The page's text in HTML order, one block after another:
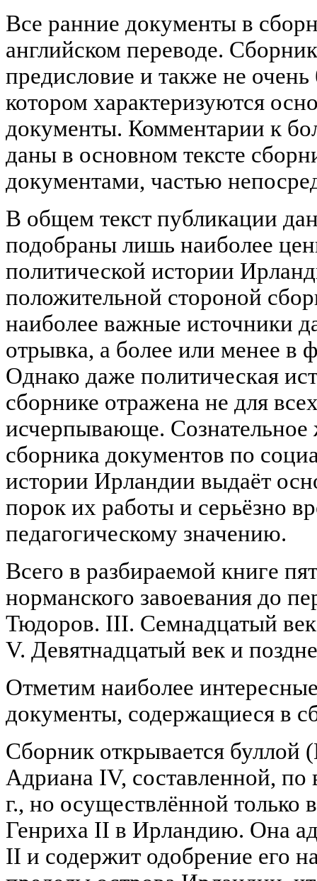
Все ранние документы в
английском переводе.
предисловие и также не
котором характеризуются
документы. Комментарии к
даны в основном тексте
документами, частью
В общем текст публикации
подобраны лишь наиболее
политической истории
положительной стороной
наиболее важные источники
отрывка, а более или менее в
Однако даже политическая
сборнике отражена не для
исчерпывающе.
сборника документов по
истории Ирландии выдаёт
порок их работы и серьёзно
педагогическому значению.
Всего в разбираемой книге
норманского завоевания до
Тюдоров. III. Семнадцатый
V. Девятнадцатый век и
Отметим наиболее
документы, содержащиеся в
Сборник открывается буллой
Адриана IV, составленной,
г., но осуществлённой только
Генриха II в Ирландию. Она
II и содержит одобрение его